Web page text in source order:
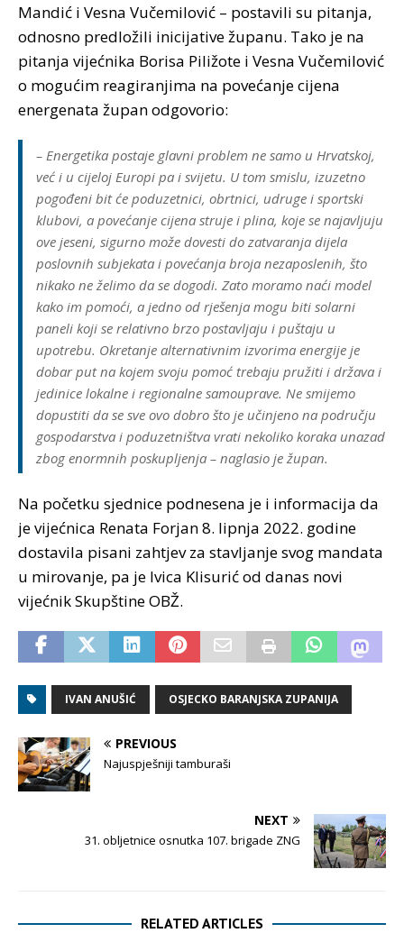
Mandić i Vesna Vučemilović – postavili su pitanja,
odnosno predložili inicijative županu. Tako je na
pitanja vijećnika Borisa Piližote i Vesna Vučemilović
o mogućim reagiranjima na povećanje cijena
energenata župan odgovorio:
– Energetika postaje glavni problem ne samo u Hrvatskoj,
već i u cijeloj Europi pa i svijetu. U tom smislu, izuzetno
pogođeni bit će poduzetnici, obrtnici, udruge i sportski
klubovi, a povećanje cijena struje i plina, koje se najavljuju
ove jeseni, sigurno može dovesti do zatvaranja dijela
poslovnih subjekata i povećanja broja nezaposlenih, što
nikako ne želimo da se dogodi. Zato moramo naći model
kako im pomoći, a jedno od rješenja mogu biti solarni
paneli koji se relativno brzo postavljaju i puštaju u
upotrebu. Okretanje alternativnim izvorima energije je
dobar put na kojem svoju pomoć trebaju pružiti i država i
jedinice lokalne i regionalne samouprave. Ne smijemo
dopustiti da se sve ovo dobro što je učinjeno na području
gospodarstva i poduzetništva vrati nekoliko koraka unazad
zbog enormnih poskupljenja – naglasio je župan.
Na početku sjednice podnesena je i informacija da
je vijećnica Renata Forjan 8. lipnja 2022. godine
dostavila pisani zahtjev za stavljanje svog mandata
u mirovanje, pa je Ivica Klisurić od danas novi
vijećnik Skupštine OBŽ.
IVAN ANUŠIĆ OSJECKO BARANJSKA ZUPANIJA
PREVIOUS
Najuspješniji tamburaši
NEXT
31. obljetnice osnutka 107. brigade ZNG
RELATED ARTICLES